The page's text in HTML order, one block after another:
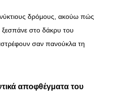
δρόμους, ακούω πώς
ξεσπάνε στο δάκρυ του
σαν πανούκλα τη
αποφθέγματα του